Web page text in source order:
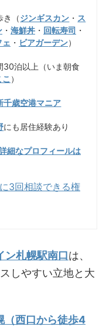
き（ジンギスカン ・ ス
・ 海鮮丼 ・ 回転寿司 ・
ェ ・ ビアガーデン）
30泊以上（いま朝食
こ ）
千歳空港マニア
にも居住経験あり
細なプロフィールは
3回相談できる権
ン札幌駅南口は、
しやすい立地と大
（西口から徒歩4